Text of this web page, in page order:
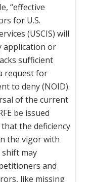
“effective
for U.S.
(USCIS) will
application or
sufficient
request for
to deny (NOID).
of the current
be issued
the deficiency
the vigor with
shift may
and
like missing